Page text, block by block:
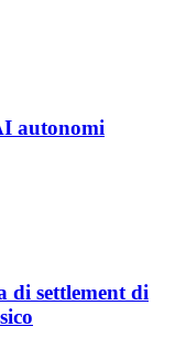
autonomi
di settlement di